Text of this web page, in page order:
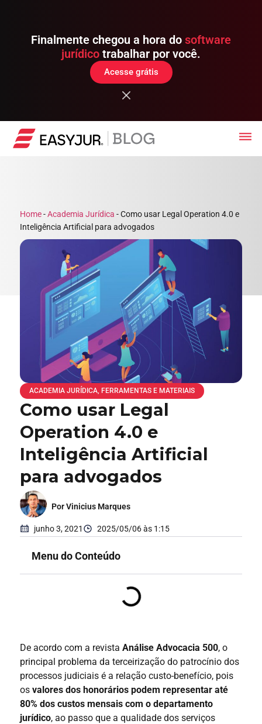
Finalmente chegou a hora do software
jurídico trabalhar por você.
Acesse grátis
Home-Academia Jurídica -Como usar Legal Operation 4.0 e
Inteligência Artificial para advogados
ACADEMIA JURÍDICA, FERRAMENTAS E MATERIAIS
Como usar Legal
Operation 4.0 e
Inteligência Artificial
para advogados
Por Vinicius Marques
junho 3, 2021 2025/05/06 às 1:15
Menu do Conteúdo
De acordo com a revista Análise Advocacia 500, o
principal problema da terceirização do patrocínio dos
processos judiciais é a relação custo-benefício, pois
os valores dos honorários podem representar até
80% dos custos mensais com o departamento
jurídico, ao passo que a qualidade dos serviços